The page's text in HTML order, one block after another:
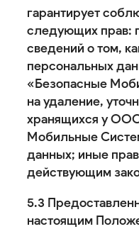
гарантирует
следующих прав:
сведений о том,
персональных
«Безопасные
на удаление,
хранящихся у
Мобильные
данных; иные
действующим
5.3
настоящим